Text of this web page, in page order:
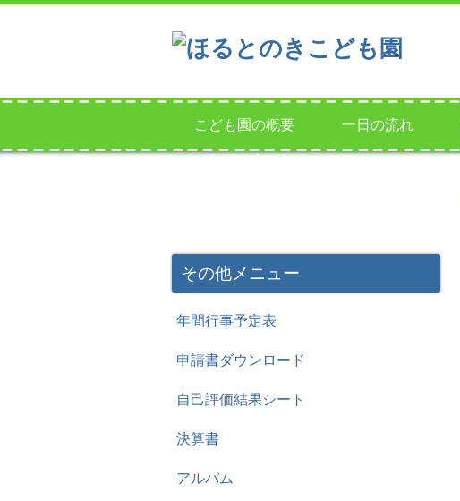
こども園の概要 一日の流れ
その他メニュー
年間行事予定表
申請書ダウンロード
自己評価結果シート
決算書
アルバム